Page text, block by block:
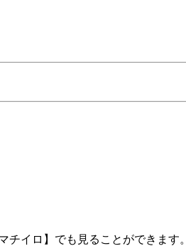
イロ】でも見ることができます。